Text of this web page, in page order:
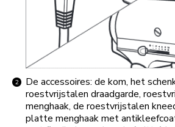
De accessoires: de kom, het
roestvrijstalen draadgarde,
menghaak, de roestvrijstalen
platte menghaak met